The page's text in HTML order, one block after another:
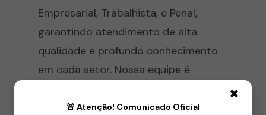
Empresarial, Trabalhista, e Penal,
garantindo atendimento de alta
qualidade e profundo conhecimento
em cada setor. Nossa equipe é
experientes e dedicados,
✖
🚨 Atenção! Comunicado Oficial